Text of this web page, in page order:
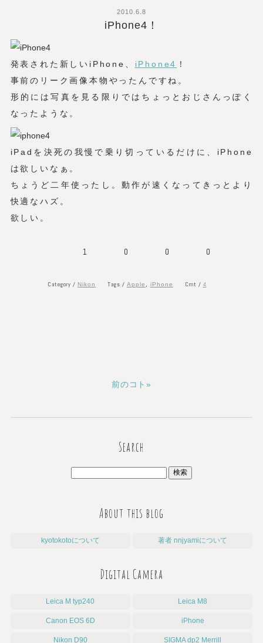
2010.6.8
iPhone4！
発表された新しいiPhone、 iPhone4 ！
事前のリーク画像本物やったんですね。
形的には写真を見る限りではちょっとおじさんっぽく
なったような。
iPadを決死の我慢で乗り切っているだけに、iPhone
は欲しいなぁ。
ちょうど二年使ったし。動作が速くなってきっとより
快適なハズ。
欲しい。
1 0 0 0
Category / Nikon Tags / Apple iPhone Cmt / 4
前のコト»
Search
About this blog
kyotokotoについて 著者 nnjyamiについて
Digital Camera
Leica M typ240 Leica M8
Canon EOS 6D iPhone
Nikon D90 SIGMA dp2 Merrill